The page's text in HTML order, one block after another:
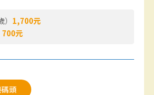
1,700元
700元
頭